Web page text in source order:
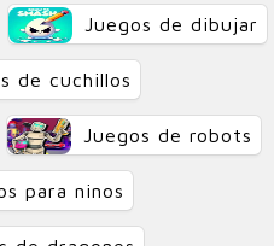
Juegos de dibujar
de cuchillos
Juegos de robots
para ninos